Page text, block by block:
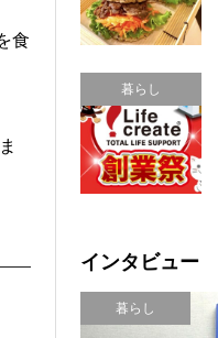
食
暮らし
インタビュー
暮らし